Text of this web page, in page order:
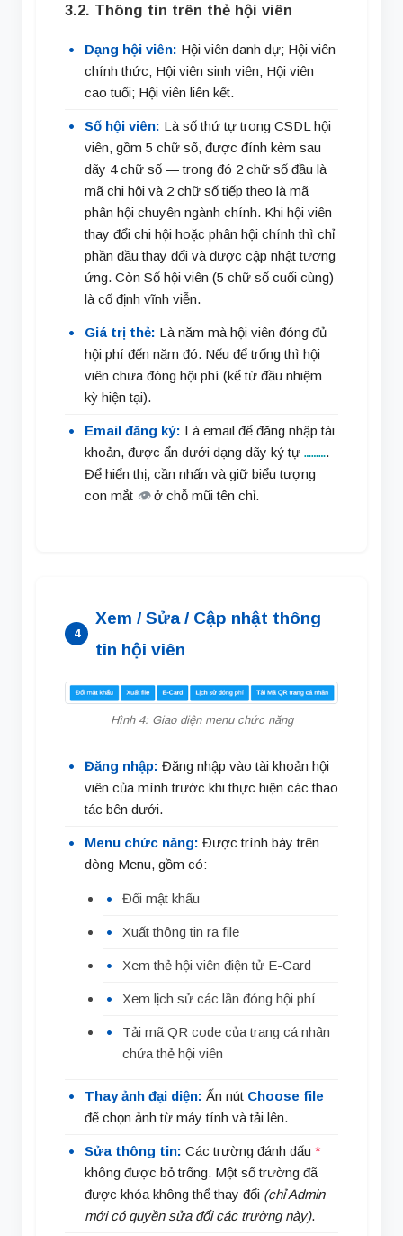
3.2. Thông tin trên thẻ hội viên
Dạng hội viên: Hội viên danh dự; Hội viên
chính thức; Hội viên sinh viên; Hội viên
cao tuổi; Hội viên liên kết.
Số hội viên: Là số thứ tự trong CSDL hội
viên, gồm 5 chữ số, được đính kèm sau
dãy 4 chữ số — trong đó 2 chữ số đầu là
mã chi hội và 2 chữ số tiếp theo là mã
phân hội chuyên ngành chính. Khi hội viên
thay đổi chi hội hoặc phân hội chính thì chỉ
phần đầu thay đổi và được cập nhật tương
ứng. Còn Số hội viên (5 chữ số cuối cùng)
là cố định vĩnh viễn.
Giá trị thẻ: Là năm mà hội viên đóng đủ
hội phí đến năm đó. Nếu để trống thì hội
viên chưa đóng hội phí (kể từ đầu nhiệm
kỳ hiện tại).
Email đăng ký: Là email để đăng nhập tài
khoản, được ẩn dưới dạng dãy ký tự ……….
Để hiển thị, cần nhấn và giữ biểu tượng
con mắt 👁ở chỗ mũi tên chỉ.
4
Xem / Sửa / Cập nhật thông
tin hội viên
Hình 4: Giao diện menu chức năng
Đăng nhập: Đăng nhập vào tài khoản hội
viên của mình trước khi thực hiện các thao
tác bên dưới.
Menu chức năng: Được trình bày trên
dòng Menu, gồm có:
Đổi mật khẩu
Xuất thông tin ra file
Xem thẻ hội viên điện tử E-Card
Xem lịch sử các lần đóng hội phí
Tải mã QR code của trang cá nhân
chứa thẻ hội viên
Thay ảnh đại diện: Ấn nút Choose file
để chọn ảnh từ máy tính và tải lên.
Sửa thông tin: Các trường đánh dấu *
không được bỏ trống. Một số trường đã
được khóa không thể thay đổi (chỉ Admin
mới có quyền sửa đổi các trường này).